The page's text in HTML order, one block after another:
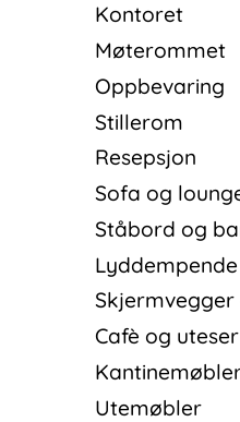
Kontoret
Møterommet
Oppbevaring
Stillerom
Resepsjon
Sofa og
Ståbord og
Cafè og
Utemøbler